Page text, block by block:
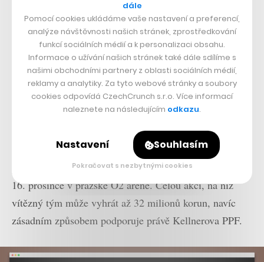
Anna Kellnerová se na hřbetuCatch Me If You
mimo jiné objeví i na chystané galashow světového
parkuru Prague Playoffs, která se bude konat od 13. do
16. prosince v pražské O2 aréně. Celou akci, na níž
vítězný tým může vyhrát až 32 milionů korun, navíc
zásadním způsobem podporuje právě Kellnerova PPF.
dále
Pomocí cookies ukládáme vaše nastavení a preferencí,
analýze návštěvnosti našich stránek, zprostředkování
funkcí sociálních médií a k personalizaci obsahu.
Informace o užívání našich stránek také dále sdílíme s
našimi obchodními partnery z oblasti sociálních médií,
reklamy a analytiky. Za tyto webové stránky a soubory
cookies odpovídá CzechCrunch s.r.o. Více informací
naleznete na následujícím odkazu.
Nastavení Souhlasím
Pokračovat s nezbytnými cookies